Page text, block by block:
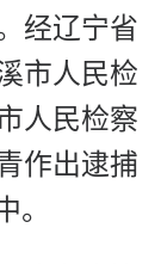
经辽宁省
市人民检
人民检察
作出逮捕
。